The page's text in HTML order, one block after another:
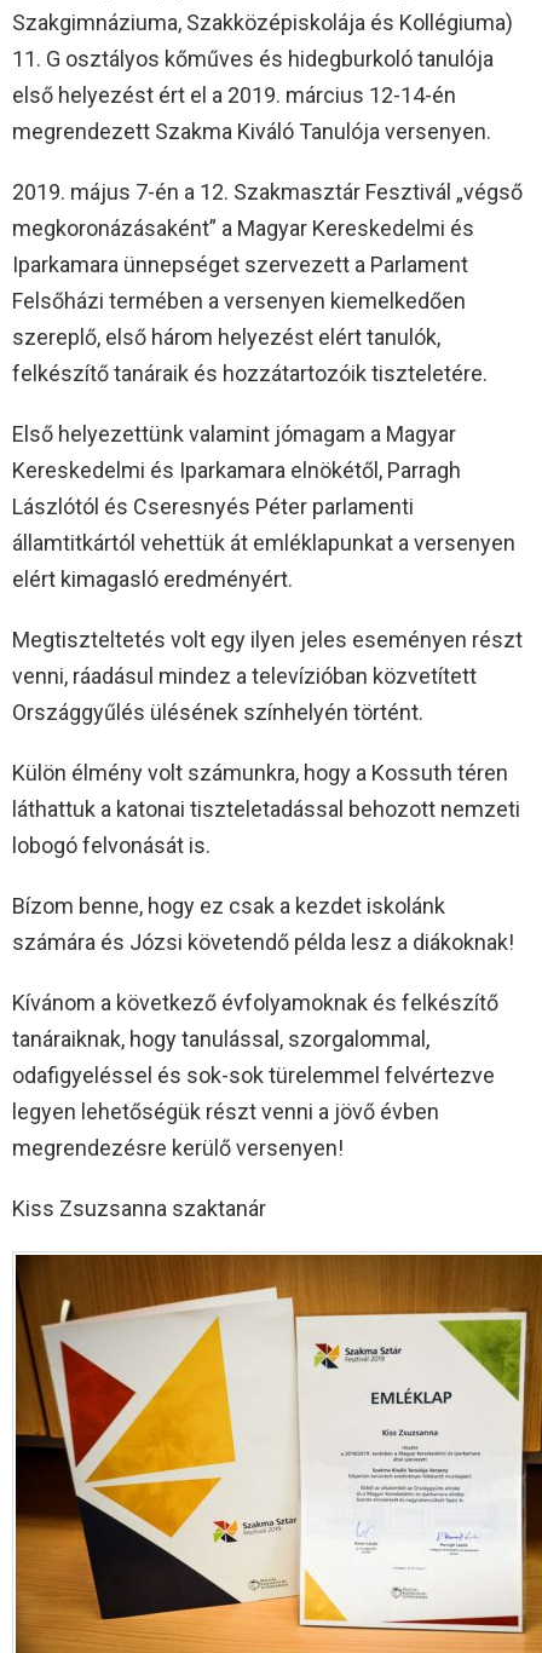
Szakgimnáziuma, Szakközépiskolája és Kollégiuma)
11. G osztályos kőműves és hidegburkoló tanulója
első helyezést ért el a 2019. március 12-14-én
megrendezett Szakma Kiváló Tanulója versenyen.
2019. május 7-én a 12. Szakmasztár Fesztivál „végső
megkoronázásaként” a Magyar Kereskedelmi és
Iparkamara ünnepséget szervezett a Parlament
Felsőházi termében a versenyen kiemelkedően
szereplő, első három helyezést elért tanulók,
felkészítő tanáraik és hozzátartozóik tiszteletére.
Első helyezettünk valamint jómagam a Magyar
Kereskedelmi és Iparkamara elnökétől, Parragh
Lászlótól és Cseresnyés Péter parlamenti
államtitkártól vehettük át emléklapunkat a versenyen
elért kimagasló eredményért.
Megtiszteltetés volt egy ilyen jeles eseményen részt
venni, ráadásul mindez a televízióban közvetített
Országgyűlés ülésének színhelyén történt.
Külön élmény volt számunkra, hogy a Kossuth téren
láthattuk a katonai tiszteletadással behozott nemzeti
lobogó felvonását is.
Bízom benne, hogy ez csak a kezdet iskolánk
számára és Józsi követendő példa lesz a diákoknak!
Kívánom a következő évfolyamoknak és felkészítő
tanáraiknak, hogy tanulással, szorgalommal,
odafigyeléssel és sok-sok türelemmel felvértezve
legyen lehetőségük részt venni a jövő évben
megrendezésre kerülő versenyen!
Kiss Zsuzsanna szaktanár